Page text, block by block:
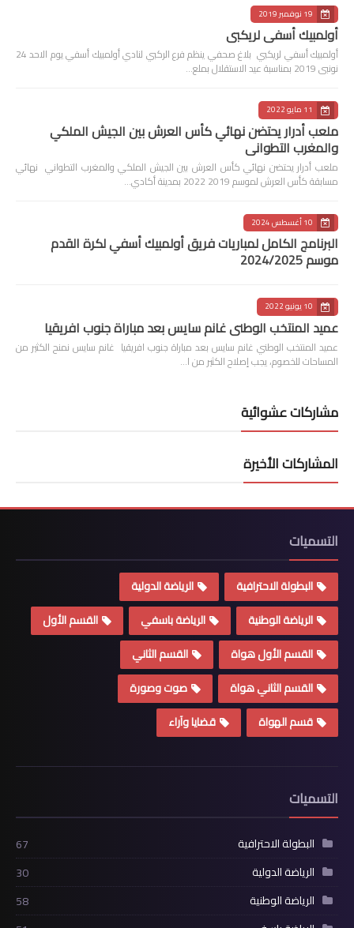
19 نوفمبر 2019
أولمبيك أسفي لريكبي
أولمبيك أسفي لريكبي بلاغ صحفي ينظم فرع الركبي لنادي أولمبيك أسفي يوم الاحد 24
نونبى 2019 بمناسبة عيد الاستقلال بملع…
11 مايو 2022
ملعب أدرار يحتضن نهائي كأس العرش بين الجيش الملكي
والمغرب التطواني
ملعب أدرار يحتضن نهائي كأس العرش بين الجيش الملكي والمغرب التطواني نهائي
مسابقة كأس العرش لموسم 2019 2022 بمدينة أكادي…
10 أغسطس 2024
البرنامج الكامل لمباريات فريق أولمبيك أسفي لكرة القدم
موسم 2024/2025
10 يونيو 2022
عميد المنتخب الوطني غانم سايس بعد مباراة جنوب افريقيا
عميد المنتخب الوطني غانم سايس بعد مباراة جنوب افريقيا غانم سايس نمنح الكثير من
المساحات للخصوم، يجب إصلاح الكثير من ا…
مشاركات عشوائية
المشاركات الأخيرة
التسميات
البطولة الاحترافية
الرياضة الدولية
الرياضة الوطنية
الرياضة باسفي
القسم الأول
القسم الأول هواة
القسم الثاني
القسم الثاني هواة
صوت وصورة
قسم الهواة
قضايا وآراء
التسميات
البطولة الاحترافية
67
الرياضة الدولية
30
الرياضة الوطنية
58